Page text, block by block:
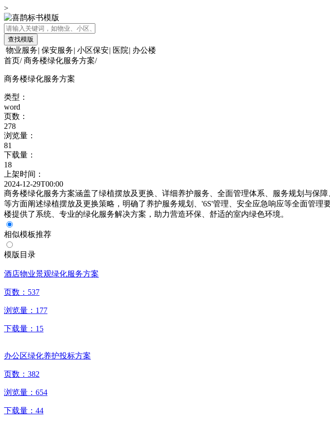
>
查找模版
物业服务| 保安服务| 小区保安| 医院| 办公楼
首页/ 商务楼绿化服务方案/
商务楼绿化服务方案
类型：
word
页数：
278
浏览量：
81
下载量：
18
上架时间：
2024-12-29T00:00
商务楼绿化服务方案涵盖了绿植摆放及更换、详细养护服务、全面管理体系、服务规划与保
等方面阐述绿植摆放及更换策略，明确了养护服务规划、'6S'管理、安全应急响应等全面管
楼提供了系统、专业的绿化服务解决方案，助力营造环保、舒适的室内绿色环境。
相似模板推荐
模版目录
酒店物业景观绿化服务方案
页数： 537
浏览量： 177
下载量： 15
办公区绿化养护投标方案
页数： 382
浏览量： 654
下载量： 44